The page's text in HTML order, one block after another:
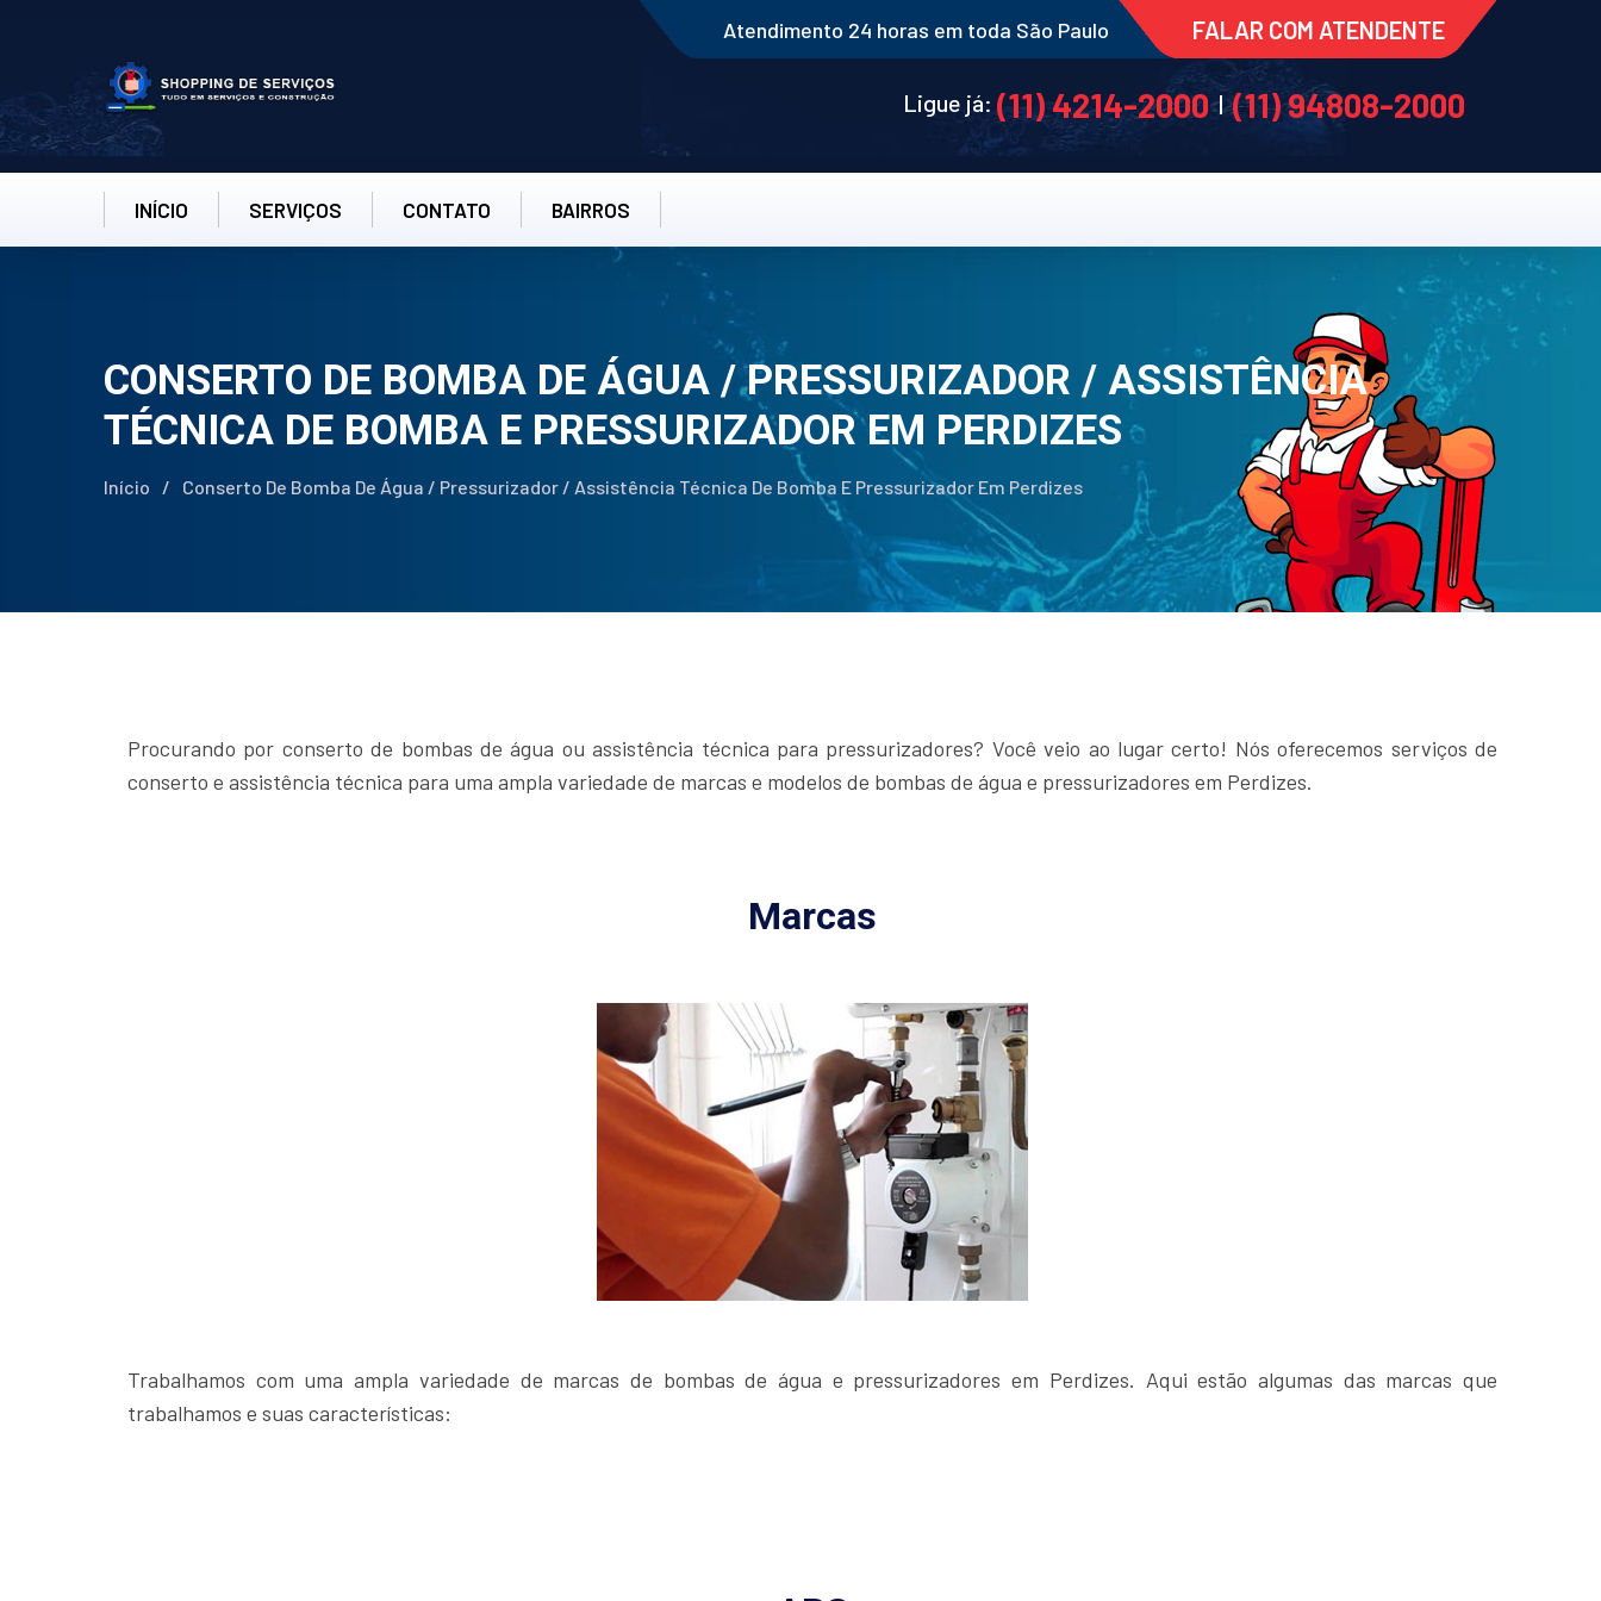
Atendimento 24 horas em toda São Paulo FALAR COM ATENDENTE
Ligue já: (11) 4214-2000|(11) 94808-2000
INÍCIO SERVIÇOS CONTATO BAIRROS
CONSERTO DE BOMBA DE ÁGUA / PRESSURIZADOR / ASSISTÊNCIA
TÉCNICA DE BOMBA E PRESSURIZADOR EM PERDIZES
Início / Conserto De Bomba De Água / Pressurizador / Assistência Técnica De Bomba E Pressurizador Em Perdizes
Procurando por conserto de bombas de água ou assistência técnica para pressurizadores? Você veio ao lugar certo! Nós oferecemos serviços de
conserto e assistência técnica para uma ampla variedade de marcas e modelos de bombas de água e pressurizadores em Perdizes.
Marcas
Trabalhamos com uma ampla variedade de marcas de bombas de água e pressurizadores em Perdizes. Aqui estão algumas das marcas que
trabalhamos e suas características: